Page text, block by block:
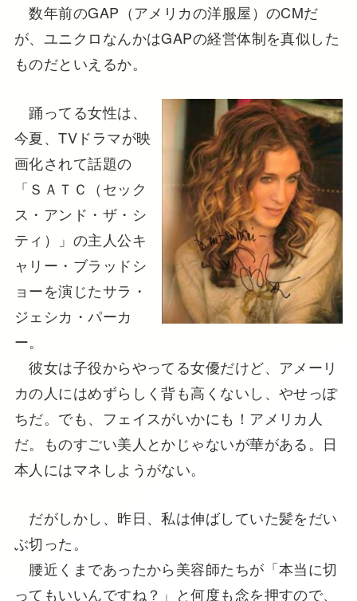
数年前のGAP（アメリカの洋服屋）のCMだ
が、ユニクロなんかはGAPの経営体制を真似した
ものだといえるか。
踊ってる女性は、
今夏、TVドラマが映
画化されて話題の
「ＳＡＴＣ（セック
ス・アンド・ザ・シ
ティ）」の主人公キ
ャリー・ブラッドシ
ョーを演じたサラ・
ジェシカ・パーカ
ー。
彼女は子役からやってる女優だけど、アメーリ
カの人にはめずらしく背も高くないし、やせっぽ
ちだ。でも、フェイスがいかにも！アメリカ人
だ。ものすごい美人とかじゃないが華がある。日
本人にはマネしようがない。
だがしかし、昨日、私は伸ばしていた髪をだい
ぶ切った。
腰近くまであったから美容師たちが「本当に切
ってもいいんですね？」と何度も念を押すので、